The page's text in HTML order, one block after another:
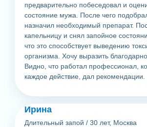
предварительно побеседовал и
состояние мужа. После чего
назначил необходимый препарат.
капельницу и снял запойное
что это способствует выведению
организма. Хочу выразить
Видно, что работал профессионал,
каждое действие, дал рекомендации.
Ирина
Длительный запой / 30 лет, Москва